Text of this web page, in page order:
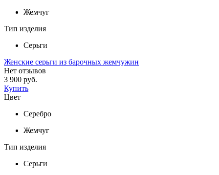
Жемчуг
Тип изделия
Серьги
Женские серьги из барочных жемчужин
Нет отзывов
3 900 руб.
Купить
Цвет
Серебро
Жемчуг
Тип изделия
Серьги